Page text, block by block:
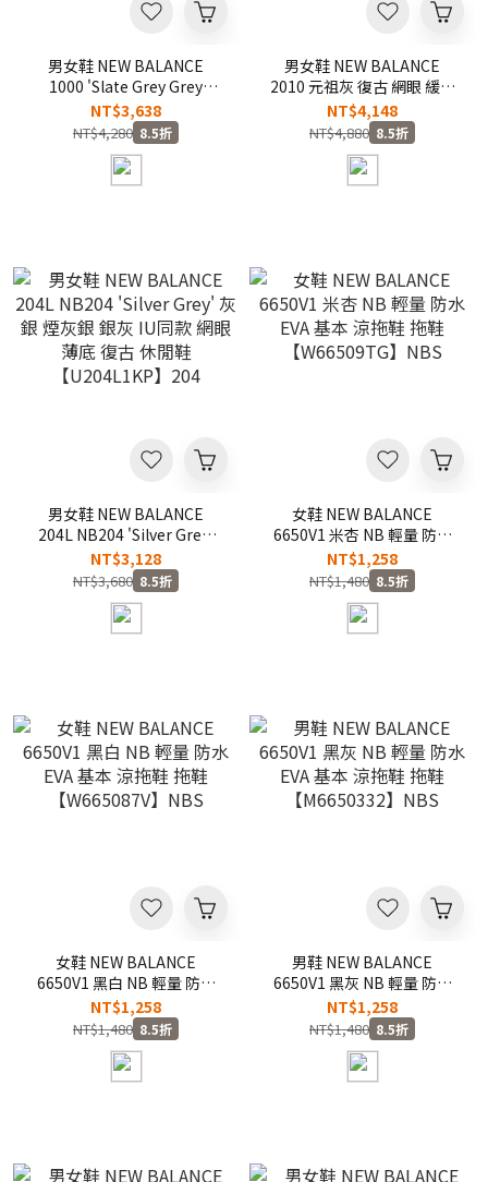
男女鞋 NEW BALANCE
1000 'Slate Grey Grey
Matter' 石板灰 復古 網眼 運
動 休閒鞋【U10004NO】
NB1000
NT$3,638
NT$4,280 8.5折
男女鞋 NEW BALANCE
2010 元祖灰 復古 網眼 緩震
休閒鞋【U201011N】
NT$4,148
NT$4,880 8.5折
男女鞋 NEW BALANCE
204L NB204 'Silver Grey'
灰銀 煙灰銀 銀灰 IU同款 網
眼 薄底 復古 休閒鞋
【U204L1KP】204
NT$3,128
NT$3,680 8.5折
女鞋 NEW BALANCE
6650V1 米杏 NB 輕量 防水
EVA 基本 涼拖鞋 拖鞋
【W66509TG】NBS
NT$1,258
NT$1,480 8.5折
女鞋 NEW BALANCE
6650V1 黑白 NB 輕量 防水
EVA 基本 涼拖鞋 拖鞋
【W665087V】NBS
NT$1,258
NT$1,480 8.5折
男鞋 NEW BALANCE
6650V1 黑灰 NB 輕量 防水
EVA 基本 涼拖鞋 拖鞋
【M6650332】NBS
NT$1,258
NT$1,480 8.5折